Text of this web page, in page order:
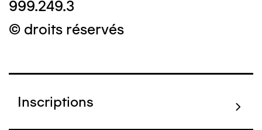
999.249.3
© droits réservés
Inscriptions